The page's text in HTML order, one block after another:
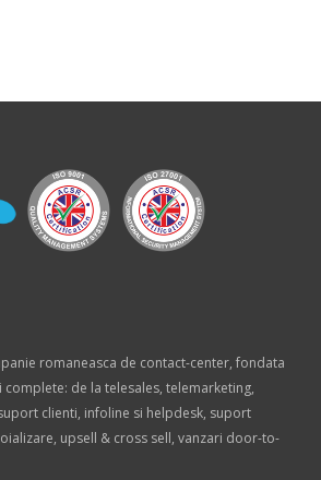
romaneasca de contact-center, fondata
de la telesales, telemarketing,
clienti, infoline si helpdesk, suport
upsell & cross sell, vanzari door-to-